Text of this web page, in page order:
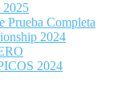
Prueba Completa
2024
2024